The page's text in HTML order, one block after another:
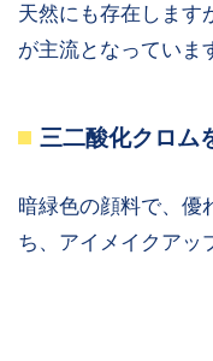
天然にも存在します
が主流となっていま
三二酸化クロム
暗緑色の顔料で、優
ち、アイメイクアッ